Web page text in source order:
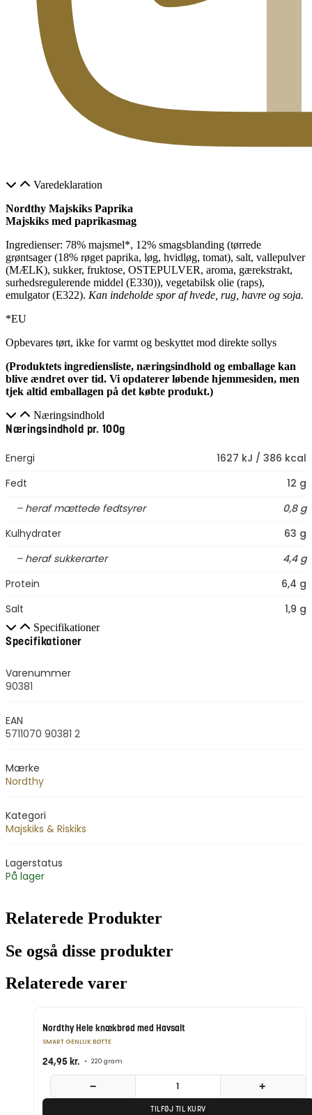
Varedeklaration
Nordthy Majskiks Paprika
Majskiks med paprikasmag
Ingredienser: 78% majsmel*, 12% smagsblanding (tørrede
grøntsager (18% røget paprika, løg, hvidløg, tomat), salt, vallepulver
(MÆLK), sukker, fruktose, OSTEPULVER, aroma, gærekstrakt,
surhedsregulerende middel (E330)), vegetabilsk olie (raps),
emulgator (E322). Kan indeholde spor af hvede, rug, havre og soja.
*EU
Opbevares tørt, ikke for varmt og beskyttet mod direkte sollys
(Produktets ingrediensliste, næringsindhold og emballage kan
blive ændret over tid. Vi opdaterer løbende hjemmesiden, men
tjek altid emballagen på det købte produkt.)
Næringsindhold
Næringsindhold pr. 100g
Energi
1627 kJ / 386 kcal
Fedt
12 g
– heraf mættede fedtsyrer
0,8 g
Kulhydrater
63 g
– heraf sukkerarter
4,4 g
Protein
6,4 g
Salt
1,9 g
Specifikationer
Specifikationer
Varenummer
90381
EAN
5711070 90381 2
Mærke
Nordthy
Kategori
Majskiks & Riskiks
Lagerstatus
På lager
Relaterede Produkter
Se også disse produkter
Relaterede varer
Nordthy Hele knækbrød med Havsalt
SMART GENLUK BØTTE
24,95 kr. • 220 gram
− +
TILFØJ TIL KURV